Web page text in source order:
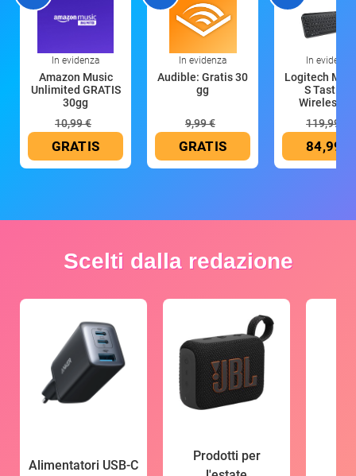
In evidenza
Amazon Music
Unlimited GRATIS
30gg
10,99 €
GRATIS
In evidenza
Audible: Gratis 30
gg
9,99 €
GRATIS
In evidenza
Logitech MX
S Tastiera
Wireless
119,99 €
84,99 €
Scelti dalla redazione
Alimentatori USB-C
Prodotti per